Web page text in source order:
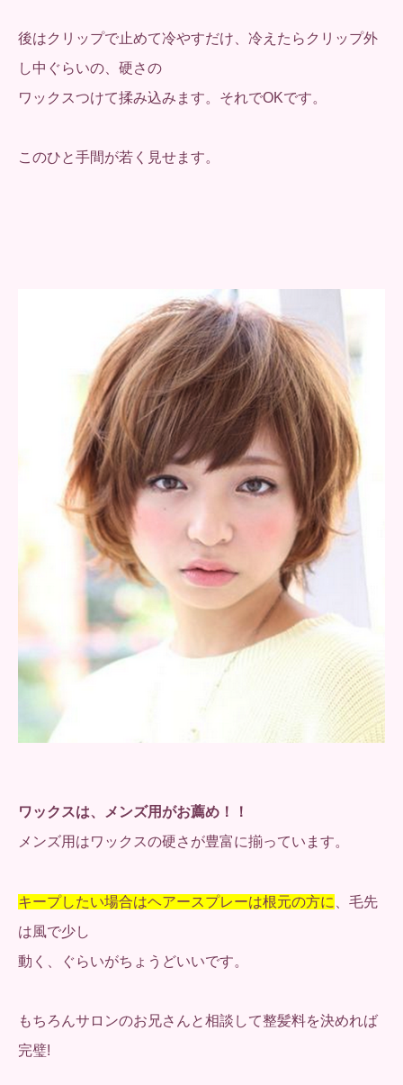
後はクリップで止めて冷やすだけ、冷えたらクリップ外
し中ぐらいの、硬さの
ワックスつけて揉み込みます。それでOKです。
このひと手間が若く見せます。
ワックスは、メンズ用がお薦め！！
メンズ用はワックスの硬さが豊富に揃っています。
キープしたい場合はヘアースプレーは根元の方に
、毛先
は風で少し
動く、ぐらいがちょうどいいです。
もちろんサロンのお兄さんと相談して整髪料を決めれば
完璧!